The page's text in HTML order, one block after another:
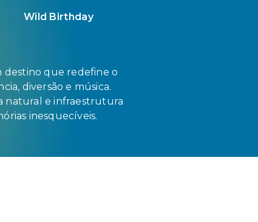
Wild Birthday
destino que redefine o
diversão e música.
natural e infraestrutura
inesquecíveis.